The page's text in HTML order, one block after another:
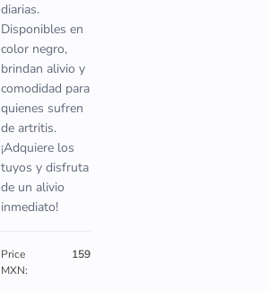
diarias.
Disponibles en
color negro,
brindan alivio y
comodidad para
quienes sufren
de artritis.
¡Adquiere los
tuyos y disfruta
de un alivio
inmediato!
Price
MXN:
159